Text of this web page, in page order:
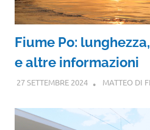
Fiume Po:
e altre informazioni
27 SETTEMBRE 2024 MATTEO DI